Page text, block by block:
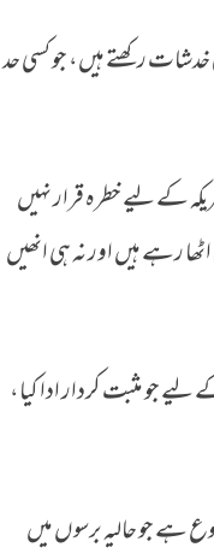
رکھتے ہیں، جو کسی حد
کے لیے خطرہ قرار نہیں
رہے ہیں اور نہ ہی انھیں
جو مثبت کردار ادا کیا،
ہے جو حالیہ برسوں میں